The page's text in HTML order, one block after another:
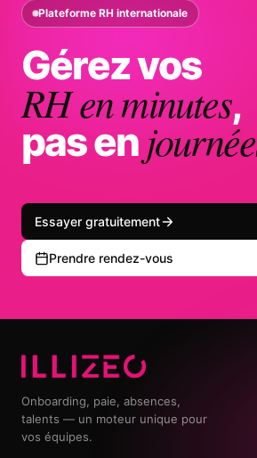
Plateforme RH internationale
Gérez vos
RH en minutes,
pas en
Essayer gratuitement
Prendre rendez-vous
Onboarding, paie, absences,
talents — un moteur unique pour
vos équipes.